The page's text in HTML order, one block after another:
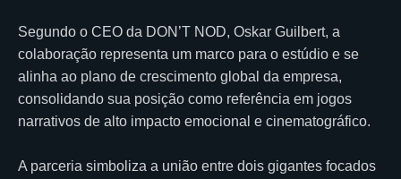
Segundo o CEO da DON’T NOD, Oskar Guilbert, a
colaboração representa um marco para o estúdio e se
alinha ao plano de crescimento global da empresa,
consolidando sua posição como referência em jogos
narrativos de alto impacto emocional e cinematográfico.
A parceria simboliza a união entre dois gigantes focados